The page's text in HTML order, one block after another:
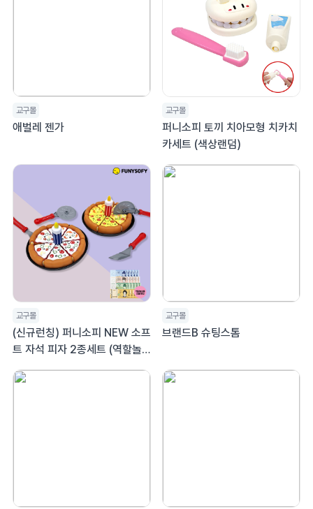
교구몰
애벌레 젠가
교구몰
퍼니소피 토끼 치아모형 치카치
카세트 (색상랜덤)
교구몰
(신규런칭) 퍼니소피 NEW 소프
트 자석 피자 2종세트 (역할놀
이 지폐 25매 증정) (온라인 최
대 할인 30%)
교구몰
브랜드B 슈팅스톰